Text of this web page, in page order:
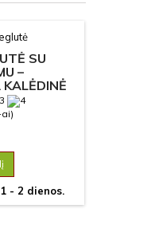
SU
–
- 2 dienos.